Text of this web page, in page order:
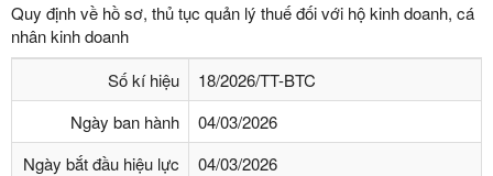
Quy định về hồ sơ, thủ tục quản lý thuế đối với hộ kinh doanh, cá
nhân kinh doanh
Số kí hiệu
18/2026/TT-BTC
Ngày ban hành
04/03/2026
Ngày bắt đầu hiệu lực
04/03/2026